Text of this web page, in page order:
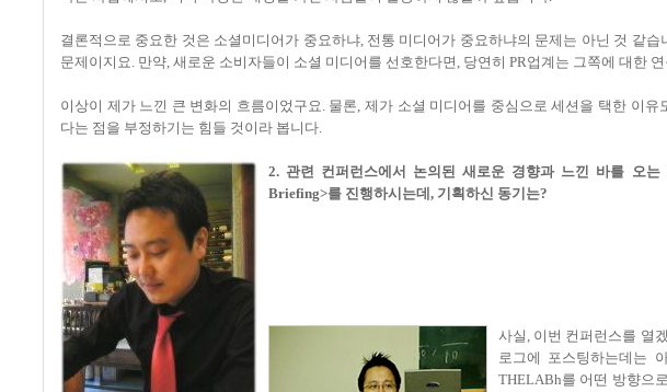
결론적으로 중요한 것은 소셜미디어가 중요하냐, 전통 미디어가 중요하냐의 문제는 아닌 것 같
문제이지요. 만약, 새로운 소비자들이 소셜 미디어를 선호한다면, 당연히 PR업계는 그쪽에 대한
이상이 제가 느낀 큰 변화의 흐름이었구요. 물론, 제가 소셜 미디어를 중심으로 세션을 택한 이
다는 점을 부정하기는 힘들 것이라 봅니다.
2. 관련 컨퍼런스에서 논의된 새로운 경향과 느낀 바를 오
Briefing>를 진행하시는데, 기획하신 동기는?
사실, 이번 컨퍼런스를 열
로그에 포스팅하는데는
THELABh를 어떤 방향으